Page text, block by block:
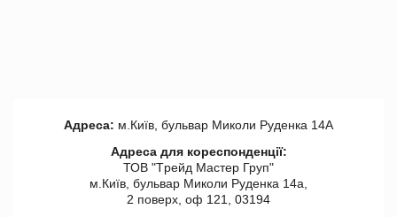
Адреса: м.Київ, бульвар Миколи Руденка 14А
Адреса для кореспонденції:
ТОВ "Tрейд Мастер Груп"
м.Київ, бульвар Миколи Руденка 14а,
2 поверх, оф 121, 03194